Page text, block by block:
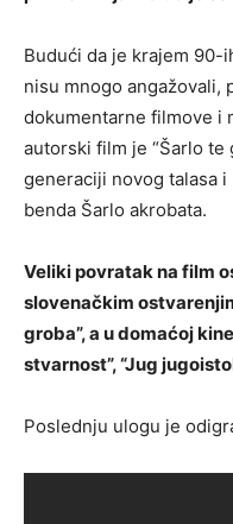
Budući da je krajem
nisu mnogo angažovali,
dokumentarne filmove i
autorski film je “Šarlo te
generaciji novog talasa
benda Šarlo akrobata.
Veliki povratak na film
slovenačkim
groba”, a u domaćoj
stvarnost”, “Jug
Poslednju ulogu je